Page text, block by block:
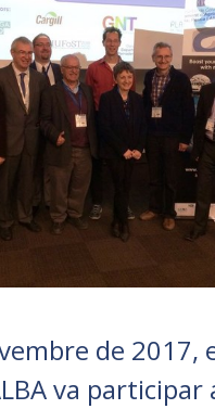
de 2017,
va participar